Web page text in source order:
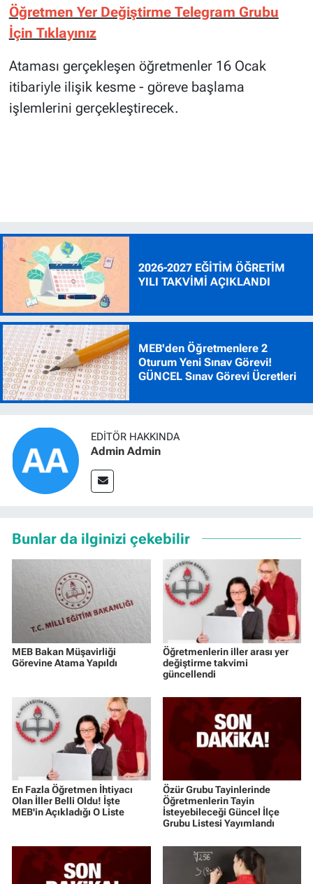
Öğretmen Yer Değiştirme Telegram Grubu
İçin Tıklayınız
Ataması gerçekleşen öğretmenler 16 Ocak
itibariyle ilişik kesme - göreve başlama
işlemlerini gerçekleştirecek.
2026-2027 EĞİTİM ÖĞRETİM
YILI TAKVİMİ AÇIKLANDI
MEB'den Öğretmenlere 2
Oturum Yeni Sınav Görevi!
GÜNCEL Sınav Görevi Ücretleri
EDITÖR HAKKINDA
Admin Admin
Bunlar da ilginizi çekebilir
MEB Bakan Müşavirliği
Görevine Atama Yapıldı
Öğretmenlerin iller arası yer
değiştirme takvimi
güncellendi
En Fazla Öğretmen İhtiyacı
Olan İller Belli Oldu! İşte
MEB'in Açıkladığı O Liste
Özür Grubu Tayinlerinde
Öğretmenlerin Tayin
İsteyebileceği Güncel İlçe
Grubu Listesi Yayımlandı